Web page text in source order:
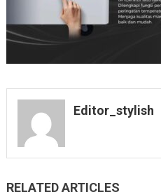
Editor_stylish
RELATED ARTICLES